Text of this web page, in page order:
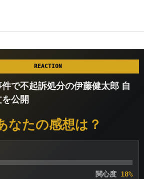
REACTION
で不起訴処分の伊藤健太郎 自
公開
なたの感想は？
関心度 18%